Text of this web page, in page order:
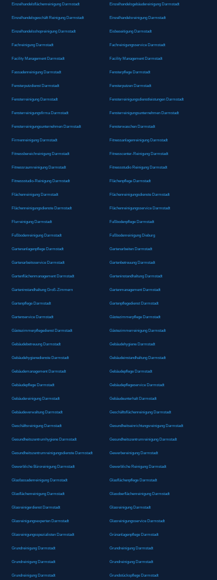
Einzelhandelsflächenreinigung Darmstadt Einzelhandelsgebäudereinigung Darmstadt
Einzelhandelsgeschäft Reinigung Darmstadt Einzelhandelsreinigung Darmstadt
Einzelhandelsshopreinigung Darmstadt Eisbeseitigung Darmstadt
Fachreinigung Darmstadt Fachreinigungsservice Darmstadt
Facility Management Darmstadt Facility Management Darmstadt
Fassadenreinigung Darmstadt Fensterpflege Darmstadt
Fensterputzdienst Darmstadt Fensterputzen Darmstadt
Fensterreinigung Darmstadt Fensterreinigungsdienstleistungen Darmstadt
Fensterreinigungsfirma Darmstadt Fensterreinigungsunternehmen Darmstadt
Fensterreinigungsunternehmen Darmstadt Fensterwaschen Darmstadt
Firmenreinigung Darmstadt Fitnessanlagenreinigung Darmstadt
Fitnessbereichreinigung Darmstadt Fitnesscenter-Reinigung Darmstadt
Fitnessraumreinigung Darmstadt Fitnessstudio Reinigung Darmstadt
Fitnessstudio-Reinigung Darmstadt Flächenpflege Darmstadt
Flächenreinigung Darmstadt Flächenreinigungsdienste Darmstadt
Flächenreinigungsdienste Darmstadt Flächenreinigungsservice Darmstadt
Flurreinigung Darmstadt Fußbodenpflege Darmstadt
Fußbodenreinigung Darmstadt Fußbodenreinigung Dieburg
Gartenanlagenpflege Darmstadt Gartenarbeiten Darmstadt
Gartenarbeitsservice Darmstadt Gartenbetreuung Darmstadt
Gartenflächenmanagement Darmstadt Garteninstandhaltung Darmstadt
Garteninstandhaltung Groß-Zimmern Gartenmanagement Darmstadt
Gartenpflege Darmstadt Gartenpflegedienst Darmstadt
Gartenservice Darmstadt Gästezimmerpflege Darmstadt
Gästezimmerpflegedienst Darmstadt Gästezimmerreinigung Darmstadt
Gebäudebetreuung Darmstadt Gebäudehygiene Darmstadt
Gebäudehygienedienste Darmstadt Gebäudeinstandhaltung Darmstadt
Gebäudemanagement Darmstadt Gebäudepflege Darmstadt
Gebäudepflege Darmstadt Gebäudepflegeservice Darmstadt
Gebäudereinigung Darmstadt Gebäudeunterhalt Darmstadt
Gebäudeverwaltung Darmstadt Geschäftsflächenreinigung Darmstadt
Geschäftsreinigung Darmstadt Gesundheitseinrichtungsreinigung Darmstadt
Gesundheitszentrumhygiene Darmstadt Gesundheitszentrumreinigung Darmstadt
Gesundheitszentrumreinigungsdienste Darmstadt Gewerbereinigung Darmstadt
Gewerbliche Büroreinigung Darmstadt Gewerbliche Reinigung Darmstadt
Glasfassadenreinigung Darmstadt Glasflächenpflege Darmstadt
Glasflächenreinigung Darmstadt Glasoberflächenreinigung Darmstadt
Glasreinigerdienst Darmstadt Glasreinigung Darmstadt
Glasreinigungsexperten Darmstadt Glasreinigungsservice Darmstadt
Glasreinigungsspezialisten Darmstadt Grünanlagenpflege Darmstadt
Grundreinigung Darmstadt Grundreinigung Darmstadt
Grundreinigung Darmstadt Grundreinigung Darmstadt
Grundreinigung Darmstadt Grundstückspflege Darmstadt